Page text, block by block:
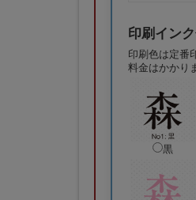
印刷イン
印刷色は定番
料金はかかり
黒